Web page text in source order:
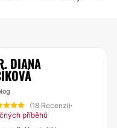
DIANA
(18 Recenzí)·
příběhů